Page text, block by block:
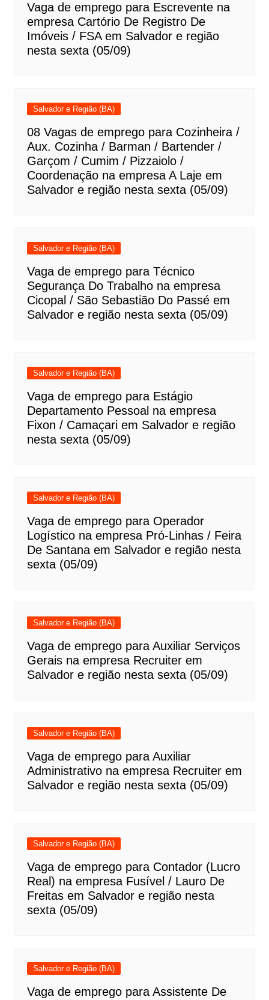
Vaga de emprego para Escrevente na
empresa Cartório De Registro De
Imóveis / FSA em Salvador e região
nesta sexta (05/09)
Salvador e Região (BA)
08 Vagas de emprego para Cozinheira /
Aux. Cozinha / Barman / Bartender /
Garçom / Cumim / Pizzaiolo /
Coordenação na empresa A Laje em
Salvador e região nesta sexta (05/09)
Salvador e Região (BA)
Vaga de emprego para Técnico
Segurança Do Trabalho na empresa
Cicopal / São Sebastião Do Passé em
Salvador e região nesta sexta (05/09)
Salvador e Região (BA)
Vaga de emprego para Estágio
Departamento Pessoal na empresa
Fixon / Camaçari em Salvador e região
nesta sexta (05/09)
Salvador e Região (BA)
Vaga de emprego para Operador
Logístico na empresa Pró-Linhas / Feira
De Santana em Salvador e região nesta
sexta (05/09)
Salvador e Região (BA)
Vaga de emprego para Auxiliar Serviços
Gerais na empresa Recruiter em
Salvador e região nesta sexta (05/09)
Salvador e Região (BA)
Vaga de emprego para Auxiliar
Administrativo na empresa Recruiter em
Salvador e região nesta sexta (05/09)
Salvador e Região (BA)
Vaga de emprego para Contador (Lucro
Real) na empresa Fusível / Lauro De
Freitas em Salvador e região nesta
sexta (05/09)
Salvador e Região (BA)
Vaga de emprego para Assistente De